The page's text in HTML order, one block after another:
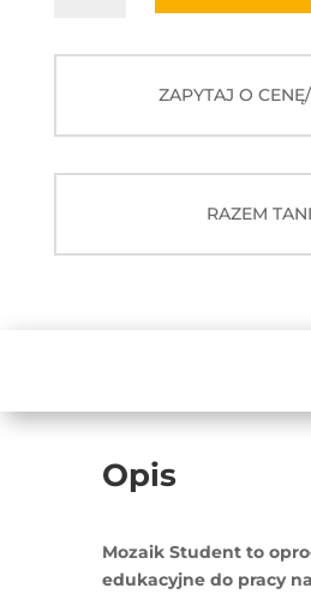
1
ZAPYTAJ O
RAZEM
Opis
Mozaik Student to
edukacyjne do pracy